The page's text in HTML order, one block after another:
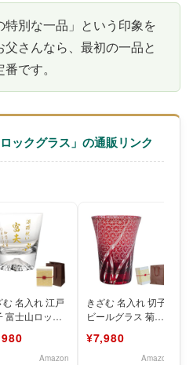
別な一品」という印象を
さんなら、最初の一品と
です。
ックグラス」の通販リンク
む 名入れ 江戸
富士山ロック
ックグラス ウ
Amazon
きざむ 名入れ 切子
ビールグラス 菊つ
230ml ギフト 贈り
¥7,980
Amazon